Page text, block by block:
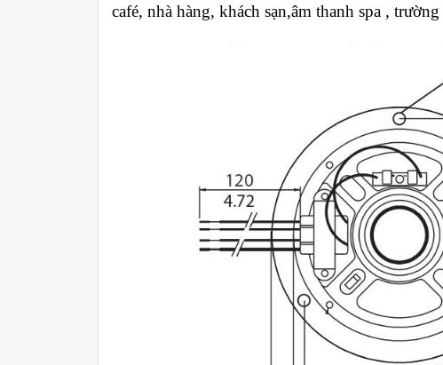
café, nhà hàng, khách sạn,âm thanh spa ,